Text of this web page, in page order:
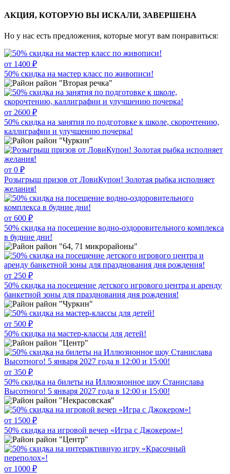
АКЦИЯ, КОТОРУЮ ВЫ ИСКАЛИ, ЗАВЕРШЕНА
Но у нас есть предложения, которые могут вам понравиться:
от 1400 ₽
50% скидка на мастер класс по живописи!
район "Вторая речка"
от 2600 ₽
50% скидка на занятия по подготовке к школе, скорочтению,
каллиграфии и улучшению почерка!
район "Чуркин"
от 0 ₽
Розыгрыш призов от ЛовиКупон! Золотая рыбка исполняет
желания!
от 600 ₽
50% скидка на посещение водно-оздоровительного комплекса
в будние дни!
район "64, 71 микрорайоны"
от 250 ₽
50% скидка на посещение детского игрового центра и аренду
банкетной зоны для празднования дня рождения!
район "Чуркин"
от 500 ₽
50% скидка на мастер-классы для детей!
район "Центр"
от 350 ₽
50% скидка на билеты на Иллюзионное шоу Станислава
Высотного! 5 января 2027 года в 12:00 и 15:00!
район "Некрасовская"
от 1500 ₽
50% скидка на игровой вечер «Игра с Джокером»!
район "Центр"
от 1000 ₽